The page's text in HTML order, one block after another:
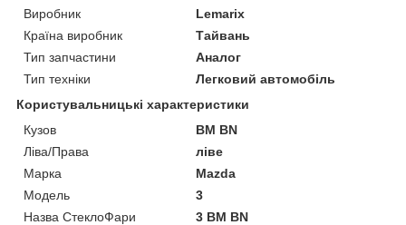
Виробник
Lemarix
Країна виробник
Тайвань
Тип запчастини
Аналог
Тип техніки
Легковий автомобіль
Користувальницькі характеристики
Кузов
BM BN
Ліва/Права
ліве
Марка
Mazda
Мoдель
3
Назва СтеклоФари
3 BM BN